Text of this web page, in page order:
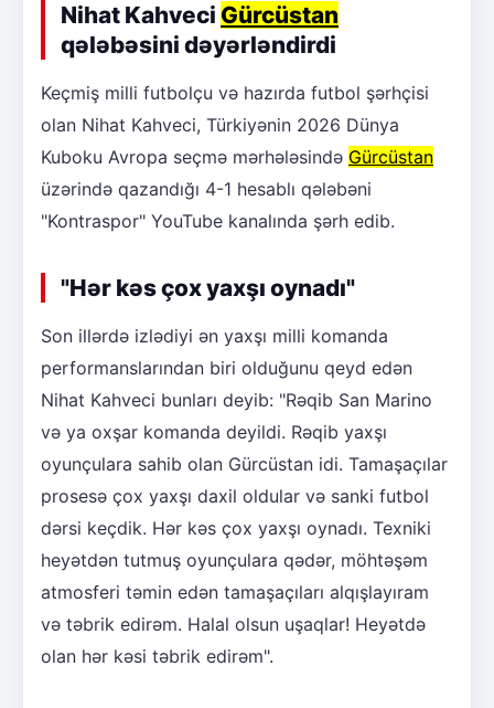
Nihat Kahveci Gürcüstan
qələbəsini dəyərləndirdi
Keçmiş milli futbolçu və hazırda futbol şərhçisi
olan Nihat Kahveci, Türkiyənin 2026 Dünya
Kuboku Avropa seçmə mərhələsində Gürcüstan
üzərində qazandığı 4-1 hesablı qələbəni
"Kontraspor" YouTube kanalında şərh edib.
"Hər kəs çox yaxşı oynadı"
Son illərdə izlədiyi ən yaxşı milli komanda
performanslarından biri olduğunu qeyd edən
Nihat Kahveci bunları deyib: "Rəqib San Marino
və ya oxşar komanda deyildi. Rəqib yaxşı
oyunçulara sahib olan Gürcüstan idi. Tamaşaçılar
prosesə çox yaxşı daxil oldular və sanki futbol
dərsi keçdik. Hər kəs çox yaxşı oynadı. Texniki
heyətdən tutmuş oyunçulara qədər, möhtəşəm
atmosferi təmin edən tamaşaçıları alqışlayıram
və təbrik edirəm. Halal olsun uşaqlar! Heyətdə
olan hər kəsi təbrik edirəm".